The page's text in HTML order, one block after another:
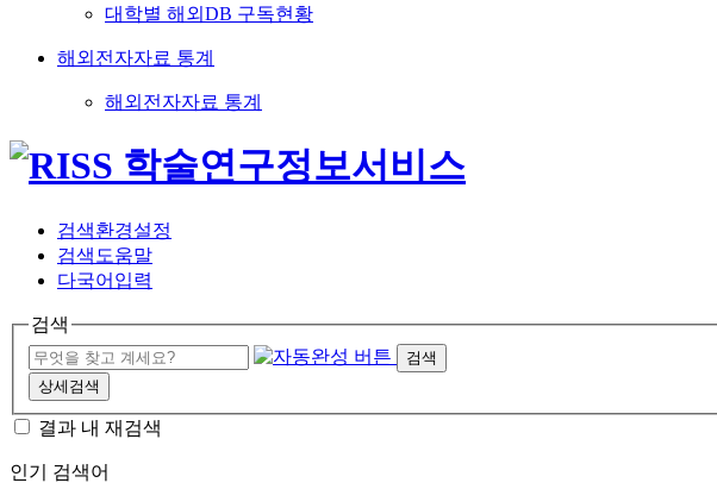
대학별 해외DB 구독현황
해외전자자료 통계
해외전자자료 통계
검색환경설정
검색도움말
다국어입력
검색
검색
상세검색
결과 내 재검색
인기 검색어